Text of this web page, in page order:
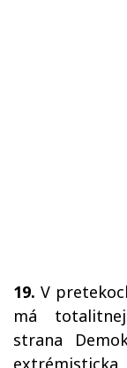
19. V
má
strana
extrémisticka